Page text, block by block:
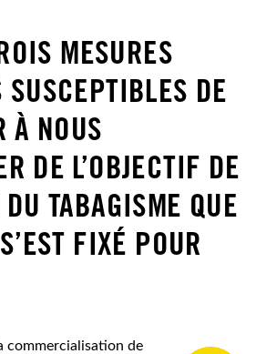
MESURES
SUSCEPTIBLES DE
À NOUS
DE L’OBJECTIF DE
TABAGISME QUE
FIXÉ POUR
commercialisation de